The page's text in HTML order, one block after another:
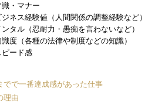
識・マナー
ジネス経験値（人間関係の調整経験など
ンタル（忍耐力・愚痴を言わないなど）
識度（各種の法律や制度などの知識）
ピード感
でで一番達成感があった仕事
理由